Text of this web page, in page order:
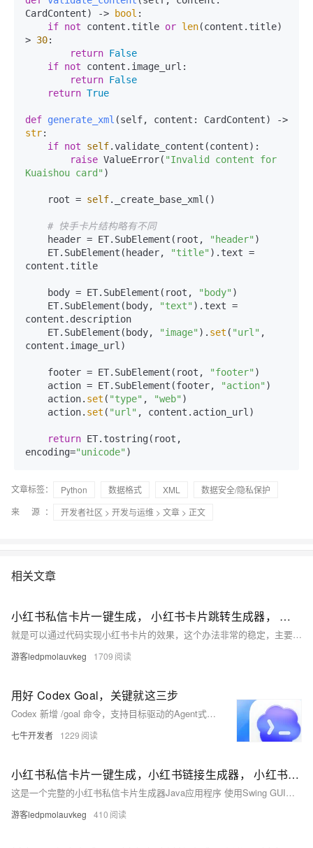
CardContent) -> bool :
if not content.title or len(content.title)
> 30:
return False
if not content.image_url:
return False
return True
def generate_xml (self, content: CardContent
str:
if not self.validate_content(content):
raise ValueError( "Invalid content for
Kuaishou card" )
    root =
self._create_base_xml()
# 快手卡片结构略有不同
    header = ET.SubElement(root,
"header" )
    ET.SubElement(header,
"title" ).text =
content.title
    body = ET.SubElement(root,
"body" )
    ET.SubElement(body,
"text" ).text =
content.description
    ET.SubElement(body,
"image" ). set ( "url" ,
content.image_url)
    footer = ET.SubElement(root,
"footer" )
    action = ET.SubElement(footer,
"action" )
    action.
set ( "type" , "web" )
    action.
set ( "url" , content.action_url)
return ET.tostring(root,
encoding="unicode"
文章标签： Python 数据格式 XML
数据安全/隐私保护
来 源：
开发者社区 > 开发与运维 > 文章 > 正文
相关文章
小红书私信卡片一键生成， 小红书卡片跳转生成器， 小红书跳转卡片免费【python】
就是可以通过代码实现小红书卡片的效果，这个办法非常的稳定，主要问题是因为小红书没有公开的接口
游客ledpmolauvkeg 1709
用好 Codex Goal，关键就这三步
Codex 新增 /goal 命令，支持目标驱动的Agent式循环：设定可量化目标（如“运行时间降20%且测试全通过”）、构建短反馈闭环、用PLAN/EXPERIMENTS等Markdown文件持久化记忆。三要素缺一不可，方能真正释放长任务自动化潜力。
七牛开发者 1229
小红书私信卡片一键生成，小红书链接生成器， 小红书跳转卡片免费【jar】
这是一个完整的小红书私信卡片生成器Java应用程序 使用Swing GUI框架创建用户界面
游客ledpmolauvkeg 410